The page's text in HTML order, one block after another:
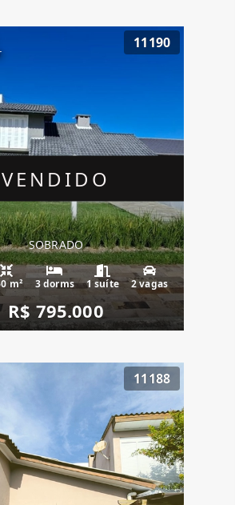
VENDIDO
11190
SOBRADO
m² 3 dorms 1 suíte 2 vagas
R$ 795.000
11188